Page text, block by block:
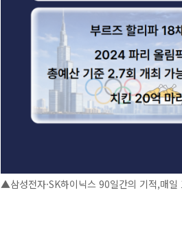
▲삼성전자·SK하이닉스 90일간의 기적,매